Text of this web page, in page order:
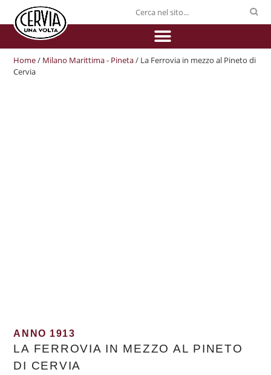
Home/ Milano Marittima - Pineta/ La Ferrovia in mezzo al Pineto di
Cervia
ANNO 1913
LA FERROVIA IN MEZZO AL PINETO
DI CERVIA